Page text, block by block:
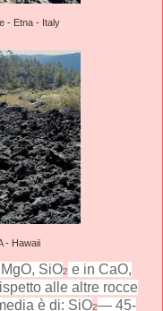
- Etna - Italy
- Hawaii
SiO2 e in CaO,
alle altre rocce
è di: SiO2— 45-